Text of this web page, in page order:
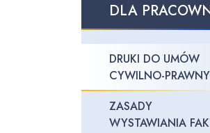
DLA
DRUKI DO UMÓW
CYWILNO-
ZASADY
WYSTAWIANIA